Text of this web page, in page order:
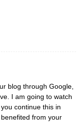
blog through Google,
I am going to watch
continue this in
from your